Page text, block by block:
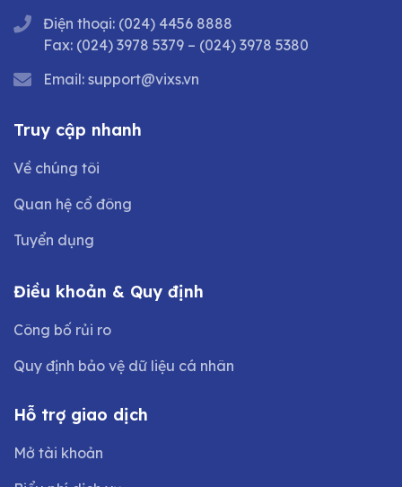
Điện thoại: (024) 4456 8888
Fax: (024) 3978 5379 – (024) 3978 5380
Email: support@vixs.vn
Truy cập nhanh
Về chúng tôi
Quan hệ cổ đông
Tuyển dụng
Điều khoản & Quy định
Công bố rủi ro
Quy định bảo vệ dữ liệu cá nhân
Hỗ trợ giao dịch
Mở tài khoản